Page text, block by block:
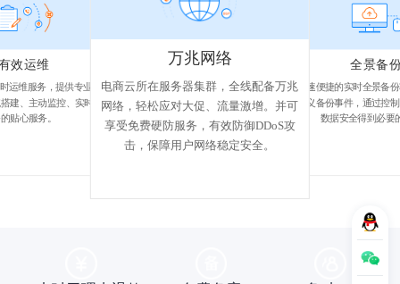
全景备
快速便捷的实时全景备
定义备份事件，通过控
数据安全得到必要
效运维
运维服务，提供专业环
建、主动监控、实时服
贴心服务。
万兆网络
电商云所在服务器集群，全线配备万兆
网络，轻松应对大促、流量激增。并可
享受免费硬防服务，有效防御DDoS攻
击，保障用户网络稳定安全。